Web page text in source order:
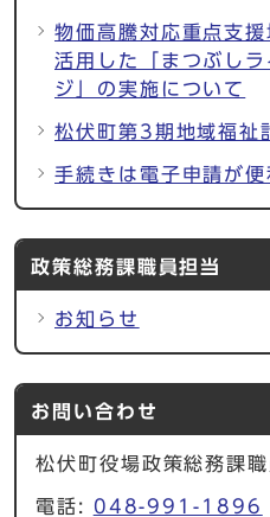
物価高騰対応重点支
活用した「まつぶし
ジ」の実施について
松伏町第3期地域福祉
手続きは電子申請が便
政策総務課職員担当
お知らせ
お問い合わせ
松伏町役場政策総務課
電話: 048-991-1896